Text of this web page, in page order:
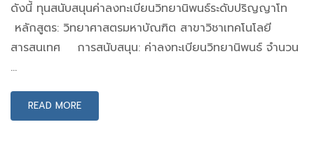
ดังนี้ ทุนสนับสนุนค่าลงทะเบียนวิทยานิพนธ์ระดับปริญญาโท
หลักสูตร: วิทยาศาสตรมหาบัณฑิต สาขาวิชาเทคโนโลยี
สารสนเทศ การสนับสนุน: ค่าลงทะเบียนวิทยานิพนธ์ จำนวน
…
READ MORE